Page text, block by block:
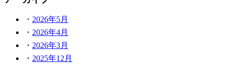
2026年5月
2026年4月
2026年3月
2025年12月